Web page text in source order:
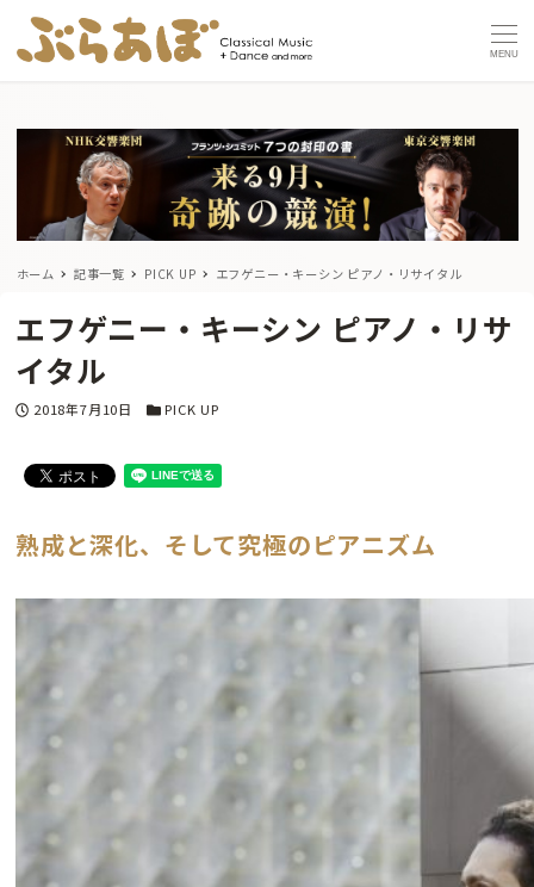
MENU
ホーム 記事一覧 PICK UP エフゲニー・キーシン ピアノ・リサイタル
エフゲニー・キーシン ピアノ・リサ
イタル
投稿日
2018年7月10日 カテゴリー
PICK UP
熟成と深化、そして究極のピアニズム